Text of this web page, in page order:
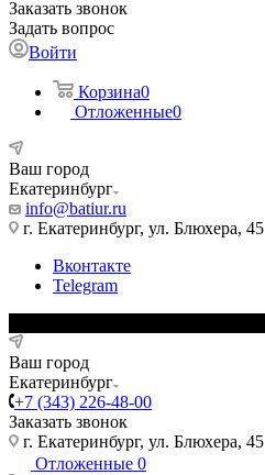
Заказать звонок
Задать вопрос
Войти
Корзина0
Отложенные0
Ваш город
Екатеринбург
info@batiur.ru
г. Екатеринбург, ул. Блюхера, 45
Вконтакте
Telegram
Ваш город
Екатеринбург
+7 (343) 226-48-00
Заказать звонок
г. Екатеринбург, ул. Блюхера, 45
Отложенные 0